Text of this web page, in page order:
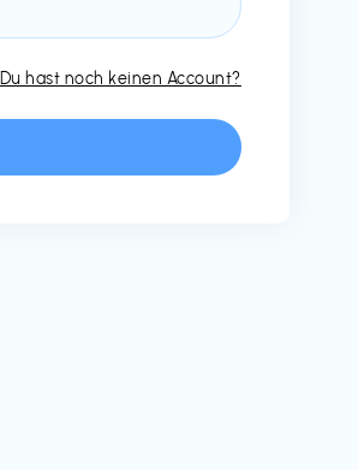
Du hast noch keinen Account?